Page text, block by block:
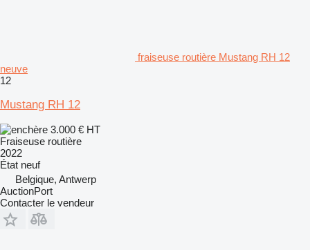
fraiseuse routière Mustang RH 12
neuve
12
Mustang RH 12
3.000 € HT
Fraiseuse routière
2022
État neuf
Belgique, Antwerp
AuctionPort
Contacter le vendeur